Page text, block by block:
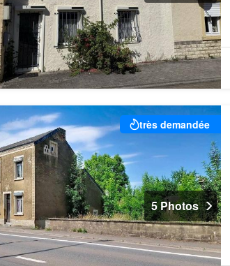
très demandée
5 Photos